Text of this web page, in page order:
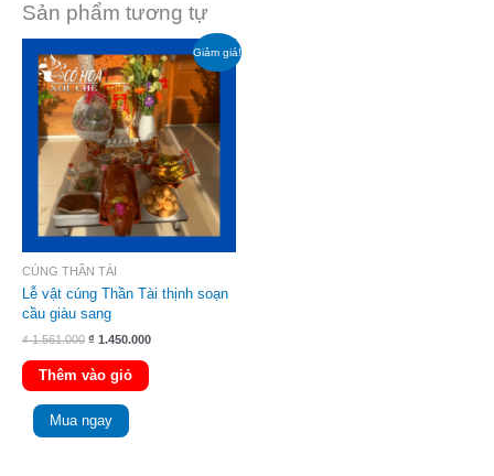
Sản phẩm tương tự
Giảm giá!
CÚNG THẦN TÀI
Lễ vật cúng Thần Tài thịnh soạn
cầu giàu sang
₫1.561.000
gốc
là:
₫ 1.561.000.
₫ 1.450.000
hiện
tại
là:
₫ 1.450.000.
Thêm vào giỏ
Mua ngay